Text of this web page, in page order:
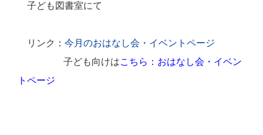
子ども図書室にて
リンク： 今月のおはなし会・イベントページ
子ども向けはこちら：おはなし会・イベン
トページ